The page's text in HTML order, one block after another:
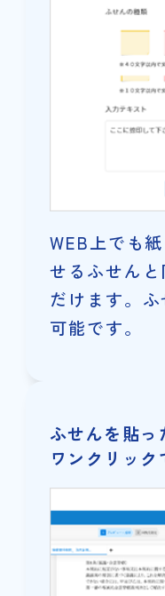
WEB上でも
せるふせん
だけます。
可能です。
ふせんを貼っ
ワンクリッ